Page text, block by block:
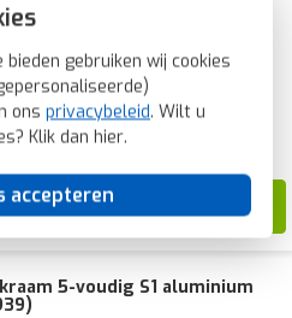
gebruiken wij cookies
ons privacybeleid. Wilt u
Klik dan hier.
accepteren
4-voudig, S.1, aluminium mat.
1 stuk(s)
21u besteld, dinsdag in huis*
5-voudig S1 aluminium